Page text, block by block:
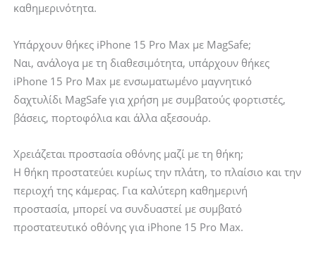
καθημερινότητα.
Υπάρχουν θήκες iPhone 15 Pro Max με MagSafe;
Ναι, ανάλογα με τη διαθεσιμότητα, υπάρχουν θήκες
iPhone 15 Pro Max με ενσωματωμένο μαγνητικό
δαχτυλίδι MagSafe για χρήση με συμβατούς φορτιστές,
βάσεις, πορτοφόλια και άλλα αξεσουάρ.
Χρειάζεται προστασία οθόνης μαζί με τη θήκη;
Η θήκη προστατεύει κυρίως την πλάτη, το πλαίσιο και την
περιοχή της κάμερας. Για καλύτερη καθημερινή
προστασία, μπορεί να συνδυαστεί με συμβατό
προστατευτικό οθόνης για iPhone 15 Pro Max.